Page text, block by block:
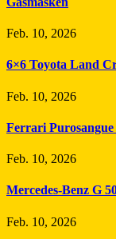
Feb. 10, 2026
6×6 Toyota Land
Feb. 10, 2026
Ferrari
Feb. 10, 2026
Mercedes-Benz G
Feb. 10, 2026